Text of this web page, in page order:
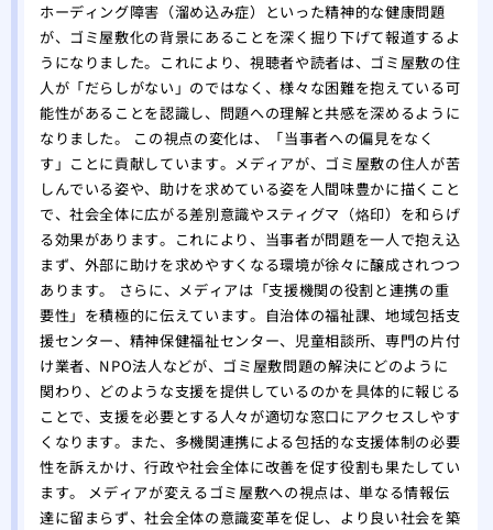
ホーディング障害（溜め込み症）といった精神的な健康問題
が、ゴミ屋敷化の背景にあることを深く掘り下げて報道するよ
うになりました。これにより、視聴者や読者は、ゴミ屋敷の住
人が「だらしがない」のではなく、様々な困難を抱えている可
能性があることを認識し、問題への理解と共感を深めるように
なりました。 この視点の変化は、「当事者への偏見をなく
す」ことに貢献しています。メディアが、ゴミ屋敷の住人が苦
しんでいる姿や、助けを求めている姿を人間味豊かに描くこと
で、社会全体に広がる差別意識やスティグマ（烙印）を和らげ
る効果があります。これにより、当事者が問題を一人で抱え込
まず、外部に助けを求めやすくなる環境が徐々に醸成されつつ
あります。 さらに、メディアは「支援機関の役割と連携の重
要性」を積極的に伝えています。自治体の福祉課、地域包括支
援センター、精神保健福祉センター、児童相談所、専門の片付
け業者、NPO法人などが、ゴミ屋敷問題の解決にどのように
関わり、どのような支援を提供しているのかを具体的に報じる
ことで、支援を必要とする人々が適切な窓口にアクセスしやす
くなります。また、多機関連携による包括的な支援体制の必要
性を訴えかけ、行政や社会全体に改善を促す役割も果たしてい
ます。 メディアが変えるゴミ屋敷への視点は、単なる情報伝
達に留まらず、社会全体の意識変革を促し、より良い社会を築